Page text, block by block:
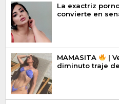
La exactriz
convierte en
MAMASITA
|
diminuto traje